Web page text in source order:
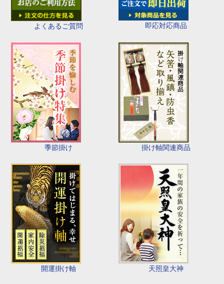
よくあるご質問 即応対応商品
季節掛け 掛け軸関連商品
開運掛け軸 天照皇大神